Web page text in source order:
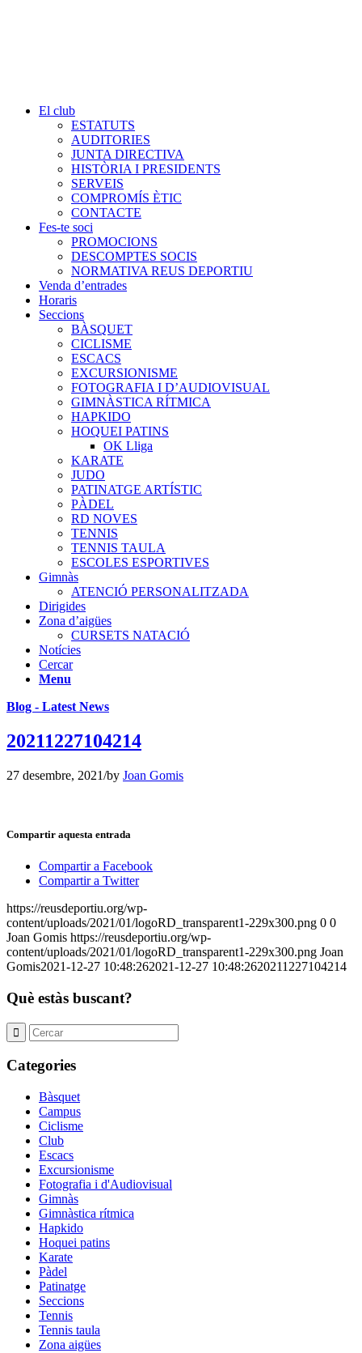
El club
ESTATUTS
AUDITORIES
JUNTA DIRECTIVA
HISTÒRIA I PRESIDENTS
SERVEIS
COMPROMÍS ÈTIC
CONTACTE
Fes-te soci
PROMOCIONS
DESCOMPTES SOCIS
NORMATIVA REUS DEPORTIU
Venda d’entrades
Horaris
Seccions
BÀSQUET
CICLISME
ESCACS
EXCURSIONISME
FOTOGRAFIA I D’AUDIOVISUAL
GIMNÀSTICA RÍTMICA
HAPKIDO
HOQUEI PATINS
OK Lliga
KARATE
JUDO
PATINATGE ARTÍSTIC
PÀDEL
RD NOVES
TENNIS
TENNIS TAULA
ESCOLES ESPORTIVES
Gimnàs
ATENCIÓ PERSONALITZADA
Dirigides
Zona d’aigües
CURSETS NATACIÓ
Notícies
Cercar
Menu
Blog - Latest News
20211227104214
27 desembre, 2021/by Joan Gomis
Compartir aquesta entrada
Compartir a Facebook
Compartir a Twitter
https://reusdeportiu.org/wp-
content/uploads/2021/01/logoRD_transparent1-229x300.png 0 0
Joan Gomis https://reusdeportiu.org/wp-
content/uploads/2021/01/logoRD_transparent1-229x300.png Joan
Gomis2021-12-27 10:48:262021-12-27 10:48:2620211227104214
Què estàs buscant?
Categories
Bàsquet
Campus
Ciclisme
Club
Escacs
Excursionisme
Fotografia i d'Audiovisual
Gimnàs
Gimnàstica rítmica
Hapkido
Hoquei patins
Karate
Pàdel
Patinatge
Seccions
Tennis
Tennis taula
Zona aigües